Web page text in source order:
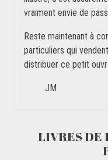
vraiment envie de
Reste maintenant à
particuliers qui
distribuer ce petit
JM
LIVRES DE